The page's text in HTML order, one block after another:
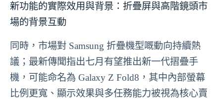
新功能的實際效用與背景：折疊屏與高階鏡頭市
場的背景互動
同時，市場對 Samsung 折疊機型嘅動向持續熱
議；最新傳聞指出七月有望推出新一代摺疊手
機，可能命名為 Galaxy Z Fold8，其中內部螢幕
比例更寬、顯示效果與多任務能力被視為核心賣